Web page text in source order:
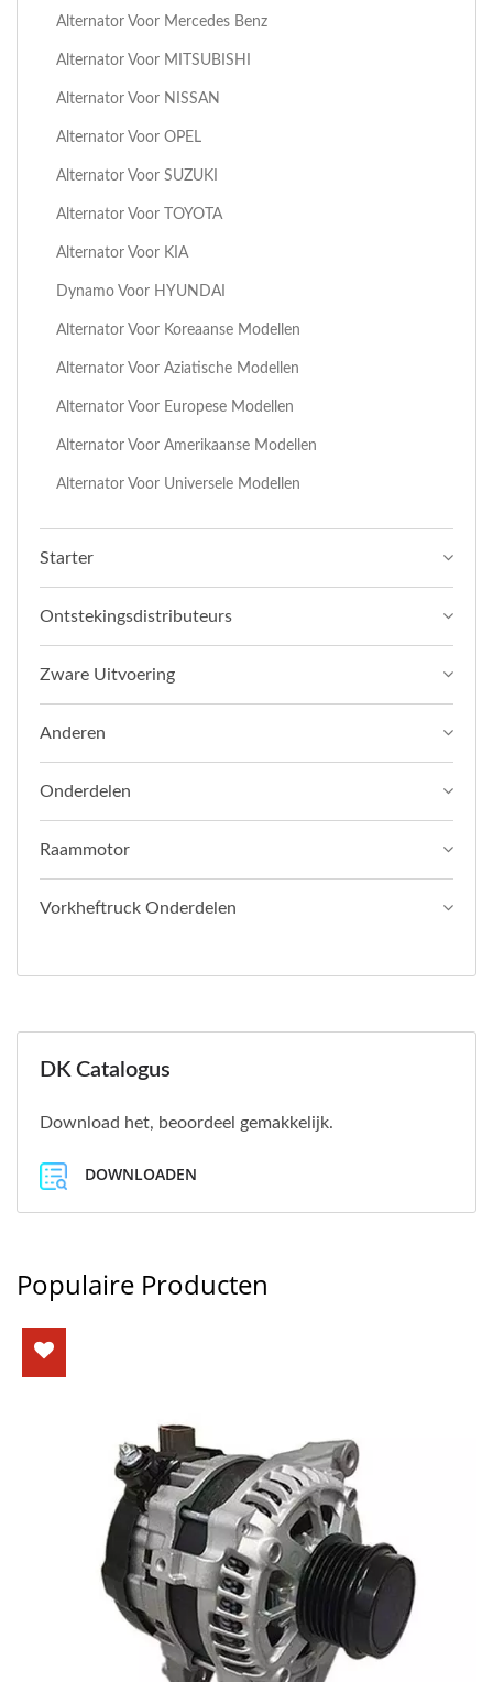
Alternator Voor Mercedes Benz
Alternator Voor MITSUBISHI
Alternator Voor NISSAN
Alternator Voor OPEL
Alternator Voor SUZUKI
Alternator Voor TOYOTA
Alternator Voor KIA
Dynamo Voor HYUNDAI
Alternator Voor Koreaanse Modellen
Alternator Voor Aziatische Modellen
Alternator Voor Europese Modellen
Alternator Voor Amerikaanse Modellen
Alternator Voor Universele Modellen
Starter
Ontstekingsdistributeurs
Zware Uitvoering
Anderen
Onderdelen
Raammotor
Vorkheftruck Onderdelen
DK Catalogus
Download het, beoordeel gemakkelijk.
DOWNLOADEN
Populaire Producten